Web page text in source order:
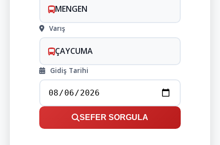
MENGEN
Varış
ÇAYCUMA
Gidiş Tarihi
SEFER SORGULA